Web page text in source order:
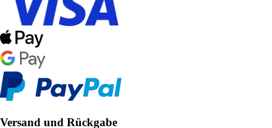
Versand und Rückgabe